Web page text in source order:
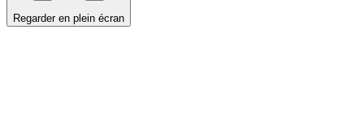
Regarder en plein écran